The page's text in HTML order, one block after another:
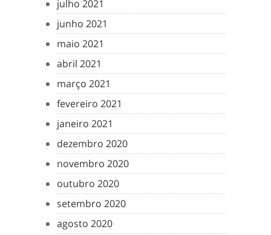
julho 2021
junho 2021
maio 2021
abril 2021
março 2021
fevereiro 2021
janeiro 2021
dezembro 2020
novembro 2020
outubro 2020
setembro 2020
agosto 2020